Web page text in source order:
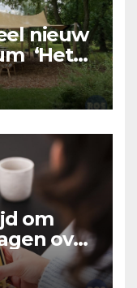
nieuw
‘Het
D’n
om
over